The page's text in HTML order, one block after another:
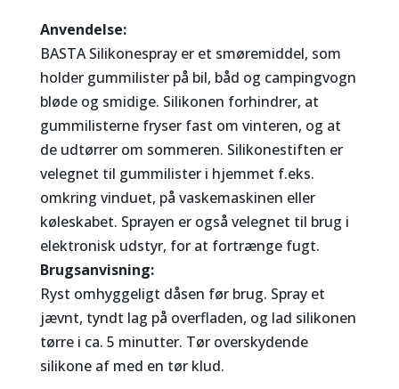
Anvendelse:
BASTA Silikonespray er et smøremiddel, som
holder gummilister på bil, båd og campingvogn
bløde og smidige. Silikonen forhindrer, at
gummilisterne fryser fast om vinteren, og at
de udtørrer om sommeren. Silikonestiften er
velegnet til gummilister i hjemmet f.eks.
omkring vinduet, på vaskemaskinen eller
køleskabet. Sprayen er også velegnet til brug i
elektronisk udstyr, for at fortrænge fugt.
Brugsanvisning:
Ryst omhyggeligt dåsen før brug. Spray et
jævnt, tyndt lag på overfladen, og lad silikonen
tørre i ca. 5 minutter. Tør overskydende
silikone af med en tør klud.